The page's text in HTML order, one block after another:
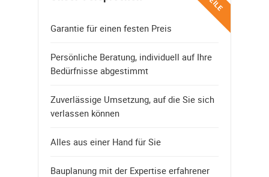
Garantie für einen festen Preis
Persönliche Beratung, individuell auf Ihre
Bedürfnisse abgestimmt
Zuverlässige Umsetzung, auf die Sie sich
verlassen können
Alles aus einer Hand für Sie
Bauplanung mit der Expertise erfahrener